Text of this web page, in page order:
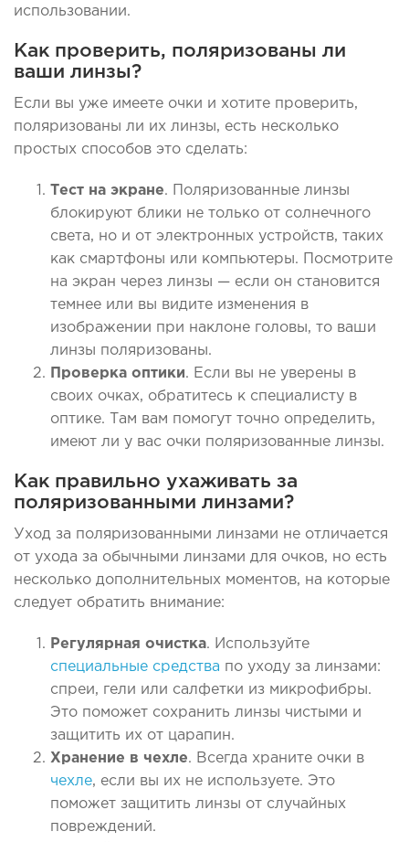
использовании.
Как проверить, поляризованы ли
ваши линзы?
Если вы уже имеете очки и хотите проверить,
поляризованы ли их линзы, есть несколько
простых способов это сделать:
Тест на экране. Поляризованные линзы
блокируют блики не только от солнечного
света, но и от электронных устройств, таких
как смартфоны или компьютеры. Посмотрите
на экран через линзы — если он становится
темнее или вы видите изменения в
изображении при наклоне головы, то ваши
линзы поляризованы.
Проверка оптики. Если вы не уверены в
своих очках, обратитесь к специалисту в
оптике. Там вам помогут точно определить,
имеют ли у вас очки поляризованные линзы.
Как правильно ухаживать за
поляризованными линзами?
Уход за поляризованными линзами не отличается
от ухода за обычными линзами для очков, но есть
несколько дополнительных моментов, на которые
следует обратить внимание:
Регулярная очистка. Используйте
специальные средства по уходу за линзами:
спреи, гели или салфетки из микрофибры.
Это поможет сохранить линзы чистыми и
защитить их от царапин.
Хранение в чехле. Всегда храните очки в
чехле, если вы их не используете. Это
поможет защитить линзы от случайных
повреждений.